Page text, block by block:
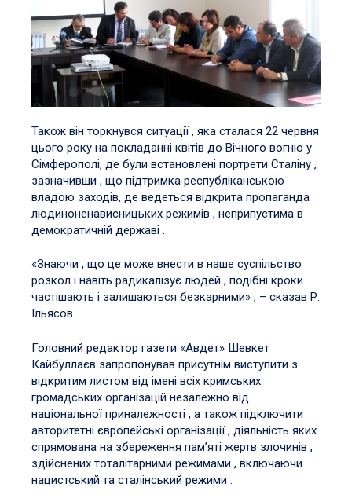
Також він торкнувся ситуації , яка сталася 22 червня
цього року на покладанні квітів до Вічного вогню у
Сімферополі, де були встановлені портрети Сталіну ,
зазначивши , що підтримка республіканською
владою заходів, де ведеться відкрита пропаганда
людиноненависницьких режимів , неприпустима в
демократичній державі .
«Знаючи , що це може внести в наше суспільство
розкол і навіть радикалізує людей , подібні кроки
частішають і залишаються безкарними» , – сказав Р.
Ільясов.
Головний редактор газети «Авдет» Шевкет
Кайбуллаєв запропонував присутнім виступити з
відкритим листом від імені всіх кримських
громадських організацій незалежно від
національної приналежності , а також підключити
авторитетні європейські організації , діяльність яких
спрямована на збереження пам’яті жертв злочинів ,
здійснених тоталітарними режимами , включаючи
нацистський та сталінський режими .